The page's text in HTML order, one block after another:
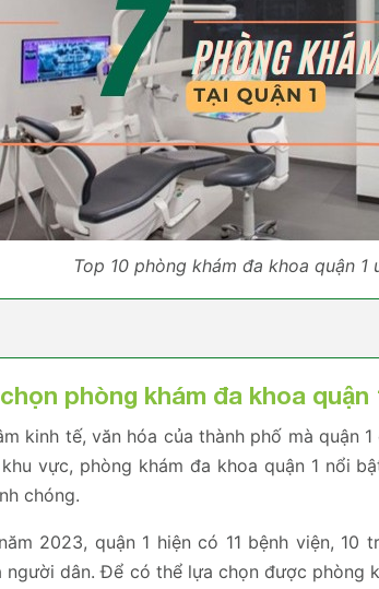
Top 10 phòng khám đa khoa quận
phòng khám đa khoa quận
kinh tế, văn hóa của thành phố mà quận
vực, phòng khám đa khoa quận 1 nổi
chóng.
2023, quận 1 hiện có 11 bệnh viện,
người dân. Để có thể lựa chọn được